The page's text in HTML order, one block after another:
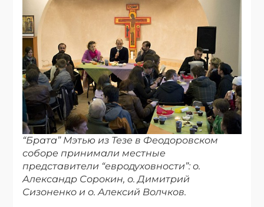
“Брата” Мэтью из Тезе в Феодоровском
соборе принимали местные
представители “евродуховности”: о.
Александр Сорокин, о. Димитрий
Сизоненко и о. Алексий Волчков.